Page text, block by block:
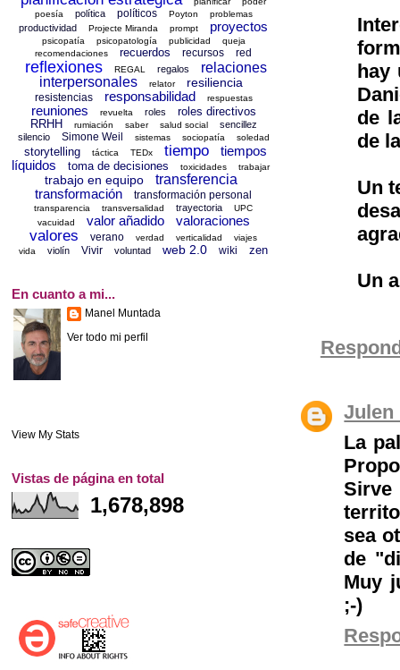
hay
de
de
Un
Un
Julen
La
sea
de
Muy
;-)
poesía
política políticos Poyton problemas
productividad Projecte Miranda prompt proyectos
psicopatía psicopatología publicidad
queja
recomendaciones
recuerdos recursos red
reflexiones REGAL regalos
relaciones
interpersonales
relator resiliencia
resistencias responsabilidad respuestas
reuniones revuelta roles
roles directivos
RRHH
rumiación saber salud social
sencillez
silencio
Simone Weil sistemas sociopatía soledad
storytelling táctica TEDx tiempo
tiempos
líquidos
toma de decisiones toxicidades trabajar
trabajo en equipo
transferencia
transformación
transformación personal
transparencia transversalidad trayectoria
UPC
vacuidad
valor añadido valoraciones
valores verano verdad verticalidad
viajes
vida
violín Vivir voluntad web 2.0 wiki zen
En cuanto a mi...
Manel Muntada
Ver todo mi perfil
View My Stats
Vistas de página en total
1,678,898